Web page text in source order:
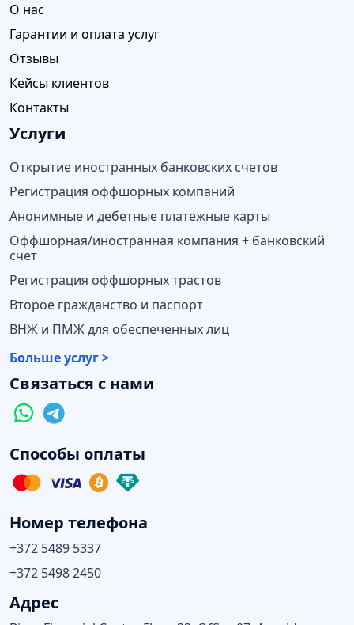
О нас
Гарантии и оплата услуг
Отзывы
Кейсы клиентов
Контакты
Услуги
Открытие иностранных банковских счетов
Регистрация оффшорных компаний
Анонимные и дебетные платежные карты
Оффшорная/иностранная компания + банковский
счет
Регистрация оффшорных трастов
Второе гражданство и паспорт
ВНЖ и ПМЖ для обеспеченных лиц
Больше услуг >
Связаться с нами
Способы оплаты
Номер телефона
+372 5489 5337
+372 5498 2450
Адрес